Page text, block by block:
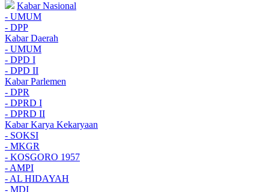
Kabar Nasional
- UMUM
- DPP
Kabar Daerah
- UMUM
- DPD I
- DPD II
Kabar Parlemen
- DPR
- DPRD I
- DPRD II
Kabar Karya Kekaryaan
- SOKSI
- MKGR
- KOSGORO 1957
- AMPI
- AL HIDAYAH
- MDI